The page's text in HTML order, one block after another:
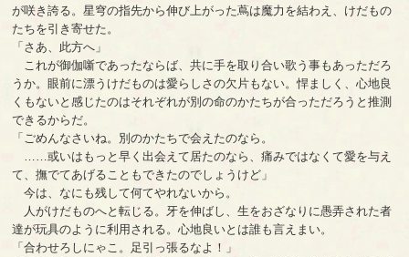
が咲き誇る。星穹の指先から伸び上がった蔦は魔力を結わえ、けだもの
たちを引き寄せた。
「さあ、此方へ」
これが御伽噺であったならば、共に手を取り合い歌う事もあっただろ
うか。眼前に漂うけだものは愛らしさの欠片もない。悍ましく、心地良
くもないと感じたのはそれぞれが別の命のかたちが合っただろうと推測
できるからだ。
「ごめんなさいね。別のかたちで会えたのなら。
……或いはもっと早く出会えて居たのなら、痛みではなくて愛を与え
て、撫でてあげることもできたのでしょうけど」
今は、なにも残して何てやれないから。
人がけだものへと転じる。牙を伸ばし、生をおざなりに愚弄された者
達が玩具のように利用される。心地良いとは誰も言えまい。
「合わせろしにゃこ。足引っ張るなよ！」